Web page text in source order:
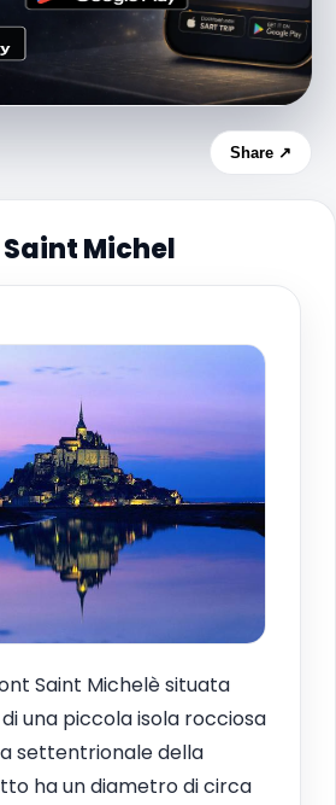
Share ↗
Michel
Saint Michelè situata
una piccola isola rocciosa
settentrionale della
ha un diametro di circa